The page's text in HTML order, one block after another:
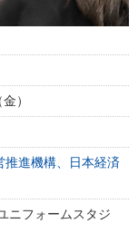
）
推進機構、日本経済
ニフォームスタジ